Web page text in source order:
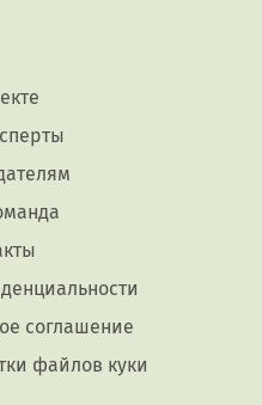
соглашение
файлов куки